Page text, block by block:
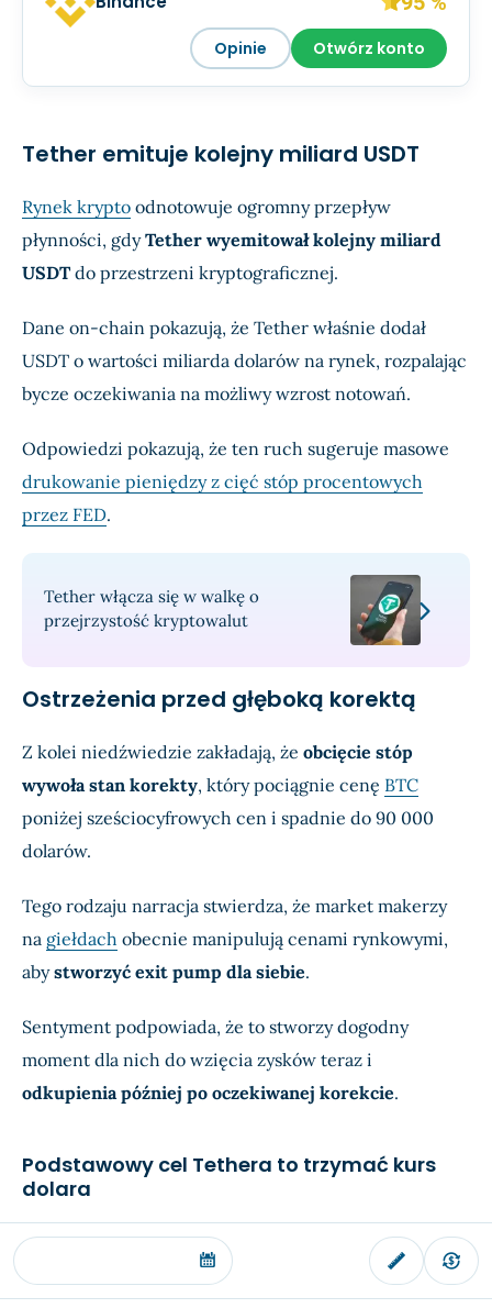
Opinie Otwórz konto
Tether emituje kolejny miliard USDT
Rynek krypto odnotowuje ogromny przepływ
płynności, gdyTether wyemitował kolejny miliard
USDTdo przestrzeni kryptograficznej.
Dane on-chain pokazują, że Tether właśnie dodał
USDT o wartości miliarda dolarów na rynek, rozpalając
bycze oczekiwania na możliwy wzrost notowań.
Odpowiedzi pokazują, że ten ruch sugeruje masowe
drukowanie pieniędzy z cięć stóp procentowych
przez FED.
Tether włącza się w walkę o
przejrzystość kryptowalut
Ostrzeżenia przed głęboką korektą
Z kolei niedźwiedzie zakładają, że obcięcie stóp
wywoła stan korekty, który pociągnie cenę BTC
poniżej sześciocyfrowych cen i spadnie do 90 000
dolarów.
Tego rodzaju narracja stwierdza, że market makerzy
na giełdach obecnie manipulują cenami rynkowymi,
abystworzyć exit pump dla siebie.
Sentyment podpowiada, że to stworzy dogodny
moment dla nich do wzięcia zysków teraz i
odkupienia później po oczekiwanej korekcie.
Podstawowy cel Tethera to trzymać kurs
dolara